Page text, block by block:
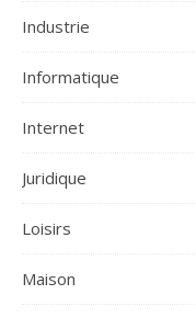
Industrie
Informatique
Internet
Juridique
Loisirs
Maison